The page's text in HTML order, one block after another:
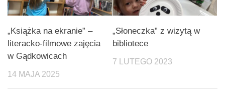
„Książka na ekranie” –
literacko-filmowe zajęcia
w Gądkowicach
14 MAJA 2025
„Słoneczka” z wizytą w
bibliotece
7 LUTEGO 2023